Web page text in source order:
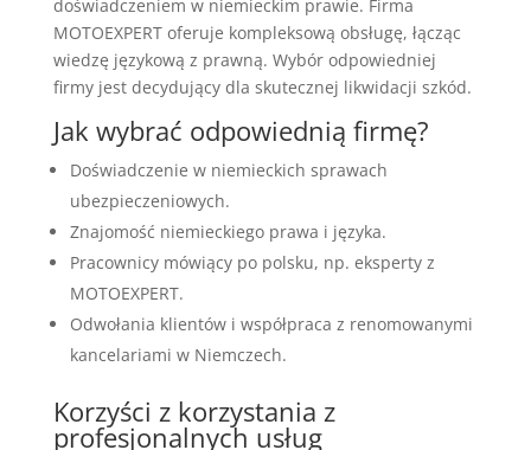
doświadczeniem w niemieckim prawie. Firma
MOTOEXPERT oferuje kompleksową obsługę, łącząc
wiedzę językową z prawną. Wybór odpowiedniej
firmy jest decydujący dla skutecznej likwidacji szkód.
Jak wybrać odpowiednią firmę?
Doświadczenie w niemieckich sprawach
ubezpieczeniowych.
Znajomość niemieckiego prawa i języka.
Pracownicy mówiący po polsku, np. eksperty z
MOTOEXPERT.
Odwołania klientów i współpraca z renomowanymi
kancelariami w Niemczech.
Korzyści z korzystania z
profesjonalnych usług